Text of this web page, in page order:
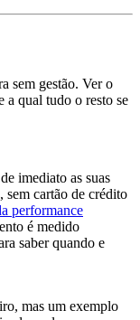
sem gestão. Ver o
a qual tudo o resto se
imediato as suas
sem cartão de crédito
performance
é medido
saber quando e
mas um exemplo